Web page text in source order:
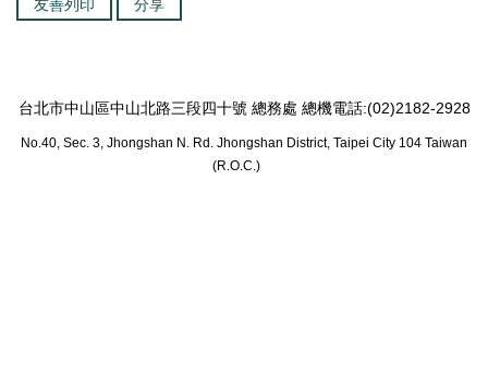
友善列印 分享
台北市中山區中山北路三段四十號 總務處 總機電話:(02)2182-2928
No.40, Sec. 3, Jhongshan N. Rd. Jhongshan District, Taipei City 104 Taiwan
(R.O.C.)